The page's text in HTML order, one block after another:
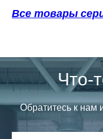
Все товары
Что-
Обратитесь к